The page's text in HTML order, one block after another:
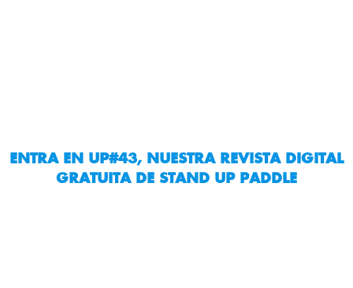
ENTRA EN UP#43, NUESTRA REVISTA DIGITAL
GRATUITA DE STAND UP PADDLE